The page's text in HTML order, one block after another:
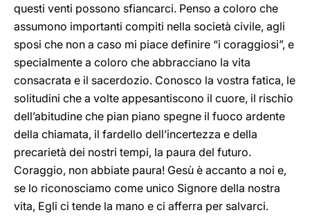
questi venti possono sfiancarci. Penso a coloro che
assumono importanti compiti nella società civile, agli
sposi che non a caso mi piace definire “i coraggiosi”, e
specialmente a coloro che abbracciano la vita
consacrata e il sacerdozio. Conosco la vostra fatica, le
solitudini che a volte appesantiscono il cuore, il rischio
dell’abitudine che pian piano spegne il fuoco ardente
della chiamata, il fardello dell’incertezza e della
precarietà dei nostri tempi, la paura del futuro.
Coraggio, non abbiate paura! Gesù è accanto a noi e,
se lo riconosciamo come unico Signore della nostra
vita, Egli ci tende la mano e ci afferra per salvarci.